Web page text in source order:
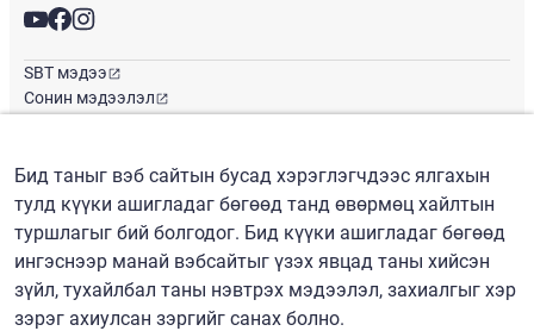
SBT мэдээ
Сонин мэдээлэл
Монгол / ($) USD
Бид таныг вэб сайтын бусад хэрэглэгчдээс ялгахын
тулд күүки ашигладаг бөгөөд танд өвөрмөц хайлтын
туршлагыг бий болгодог. Бид күүки ашигладаг бөгөөд
ингэснээр манай вэбсайтыг үзэх явцад таны хийсэн
зүйл, тухайлбал таны нэвтрэх мэдээлэл, захиалгыг хэр
зэрэг ахиулсан зэргийг санах болно.